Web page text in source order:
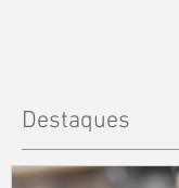
Destaques